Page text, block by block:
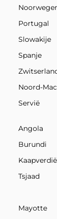
Portugal
Slowakije
Spanje
Noord-
Servië
Angola
Burundi
Kaapverdië
Tsjaad
Mayotte